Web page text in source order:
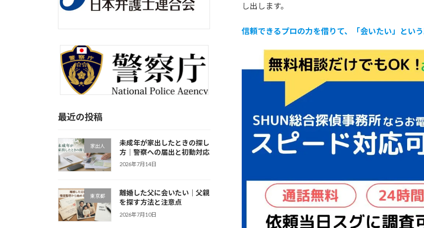
し出します。
信頼できるプロの力を借りて、「会いたい」とい
最近の投稿
家出人
未成年が家出したときの探し
方｜警察への届出と初動対応
2026年7月14日
東京都
離婚した父に会いたい｜父親
を探す方法と注意点
2026年7月10日